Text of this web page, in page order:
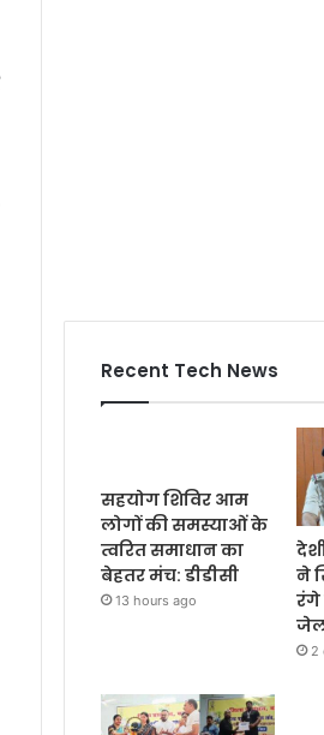
Recent Tech News
सहयोग शिविर आम
लोगों की समस्याओं के
त्वरित समाधान का
बेहतर मंच: डीडीसी
13 hours ago
ने
रंगे
2